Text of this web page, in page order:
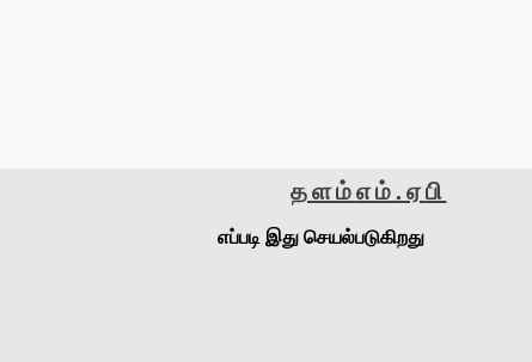
தளம்எம்.ஏபி
எப்படி இது செயல்படுகிறது